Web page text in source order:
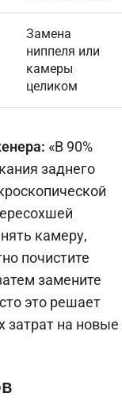
Замена
ниппеля или
камеры
целиком
«В 90%
заднего
камеру,
почистите
замените
это решает
затрат на новые